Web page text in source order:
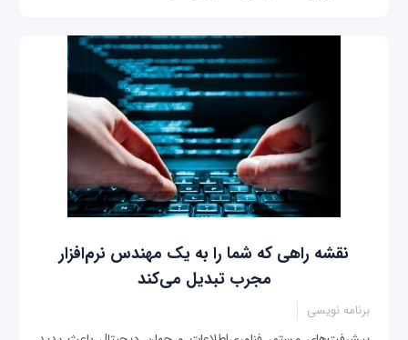
نقشه راهی که شما را به یک مهندس نرم‌افزار
مجرب تبدیل می‌کند
برنامه نویسی